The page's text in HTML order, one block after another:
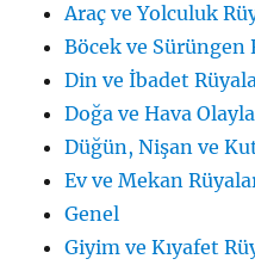
Araç ve Yolculuk
Böcek ve Sürüngen
Din ve İbadet
Doğa ve Hava
Düğün, Nişan ve
Ev ve Mekan
Genel
Giyim ve Kıyafet